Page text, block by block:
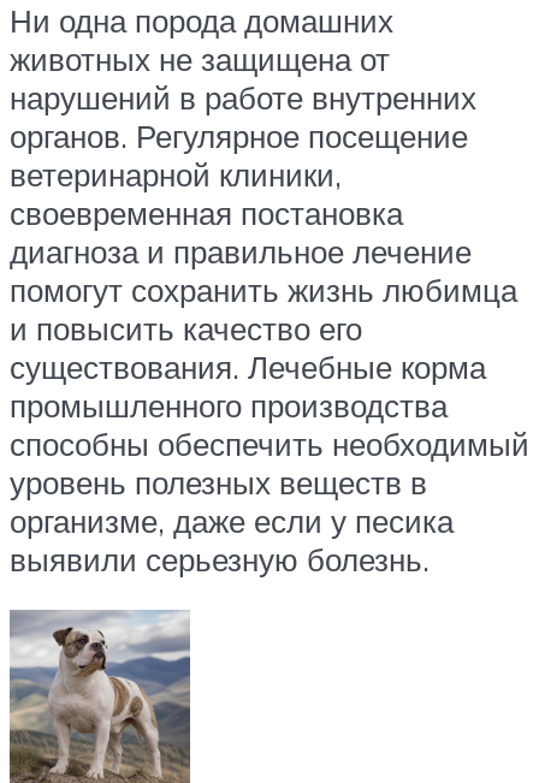
Ни одна порода домашних
животных не защищена от
нарушений в работе внутренних
органов. Регулярное посещение
ветеринарной клиники,
своевременная постановка
диагноза и правильное лечение
помогут сохранить жизнь любимца
и повысить качество его
существования. Лечебные корма
промышленного производства
способны обеспечить необходимый
уровень полезных веществ в
организме, даже если у песика
выявили серьезную болезнь.